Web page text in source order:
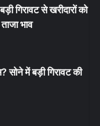
गिरावट से खरीदारों को
भाव
सोने में बड़ी गिरावट की